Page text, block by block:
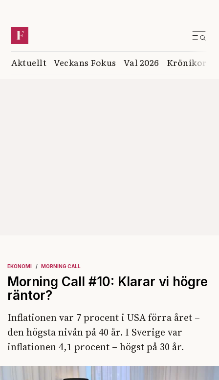
Aktuellt Veckans Fokus Val 2026 Krönikor
EKONOMI MORNING CALL
Morning Call #10: Klarar vi högre
räntor?
Inflationen var 7 procent i USA förra året –
den högsta nivån på 40 år. I Sverige var
inflationen 4,1 procent – högst på 30 år.